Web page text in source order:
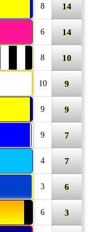
8 14
6 14
8 10
10 9
9 9
9 7
4 7
3 6
6 3